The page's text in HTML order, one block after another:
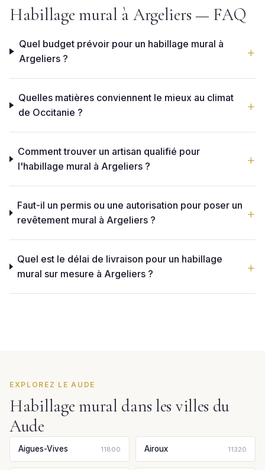
Habillage mural à Argeliers — FAQ
Quel budget prévoir pour un habillage mural à
Argeliers ?
Quelles matières conviennent le mieux au climat
de Occitanie ?
Comment trouver un artisan qualifié pour
l'habillage mural à Argeliers ?
Faut-il un permis ou une autorisation pour poser un
revêtement mural à Argeliers ?
Quel est le délai de livraison pour un habillage
mural sur mesure à Argeliers ?
EXPLOREZ LE AUDE
Habillage mural dans les villes du
Aude
Aigues-Vives 11800 Airoux 11320